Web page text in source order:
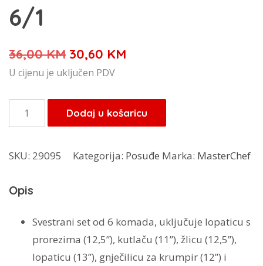
6/1
36,00KM Izvorna
cijena
je:
36,00 KM.
30,60 KM
30,60 KM.
U cijenu je uključen PDV
MasterChef
set
pomagala
količina
Dodaj u košaricu
SKU: 29095 Kategorija: Posuđe Marka: MasterChef
Opis
Svestrani set od 6 komada, uključuje lopaticu s
prorezima (12,5”), kutlaču (11”), žlicu (12,5”),
lopaticu (13”), gnječilicu za krumpir (12”) i